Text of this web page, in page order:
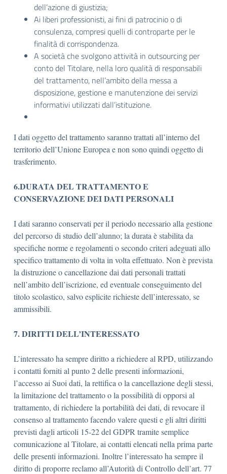
dell’azione di giustizia;
Ai liberi professionisti, ai fini di patrocinio o di
consulenza, compresi quelli di controparte per le
finalità di corrispondenza.
A società che svolgono attività in outsourcing per
conto del Titolare, nella loro qualità di responsabili
del trattamento, nell’ambito della messa a
disposizione, gestione e manutenzione dei servizi
informativi utilizzati dall’istituzione.
I dati oggetto del trattamento saranno trattati all’interno del
territorio dell’Unione Europea e non sono quindi oggetto di
trasferimento.
6.DURATA DEL TRATTAMENTO E
CONSERVAZIONE DEI DATI PERSONALI
I dati saranno conservati per il periodo necessario alla gestione
del percorso di studio dell’alunno; la durata è stabilita da
specifiche norme e regolamenti o secondo criteri adeguati allo
specifico trattamento di volta in volta effettuato. Non è prevista
la distruzione o cancellazione dai dati personali trattati
nell’ambito dell’iscrizione, ed eventuale conseguimento del
titolo scolastico, salvo esplicite richieste dell’interessato, se
ammissibili.
7. DIRITTI DELL’INTERESSATO
L’interessato ha sempre diritto a richiedere al RPD, utilizzando
i contatti forniti al punto 2 delle presenti informazioni,
l’accesso ai Suoi dati, la rettifica o la cancellazione degli stessi,
la limitazione del trattamento o la possibilità di opporsi al
trattamento, di richiedere la portabilità dei dati, di revocare il
consenso al trattamento facendo valere questi e gli altri diritti
previsti dagli articoli 15-22 del GDPR tramite semplice
comunicazione al Titolare, ai contatti elencati nella prima parte
delle presenti informazioni. Inoltre l’interessato ha sempre il
diritto di proporre reclamo all’Autorità di Controllo dell’art. 77